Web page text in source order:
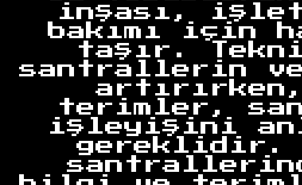
inşası,
bakımı için
taşır.
santrallerin
terimler,
işleyişini
gereklidir.